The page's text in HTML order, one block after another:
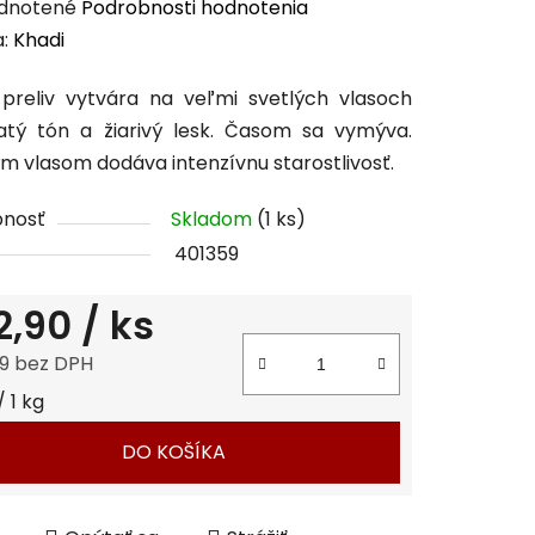
Podrobnosti hodnotenia
Khadi
vytvára na veľmi svetlých vlasoch
tón a žiarivý lesk. Časom sa vymýva.
vlasom dodáva intenzívnu starostlivosť.
Skladom (1 ks)
401359
/ ks
bez DPH
cena:
1 kg
DO KOŠÍKA